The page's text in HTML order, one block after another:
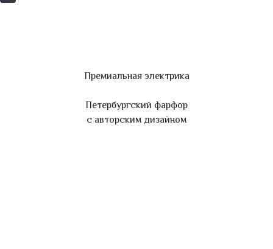
Премиальная электрика
Петербургский фарфор
с авторским дизайном